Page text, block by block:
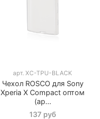
арт. XC-TPU-BLACK
Чехол ROSCO для Sony
Xperia X Compact оптом
(ар...
137 руб